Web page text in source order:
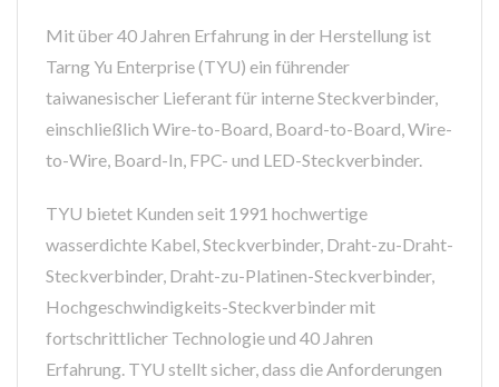
Mit über 40 Jahren Erfahrung in der Herstellung ist
Tarng Yu Enterprise (TYU) ein führender
taiwanesischer Lieferant für interne Steckverbinder,
einschließlich Wire-to-Board, Board-to-Board, Wire-
to-Wire, Board-In, FPC- und LED-Steckverbinder.
TYU bietet Kunden seit 1991 hochwertige
wasserdichte Kabel, Steckverbinder, Draht-zu-Draht-
Steckverbinder, Draht-zu-Platinen-Steckverbinder,
Hochgeschwindigkeits-Steckverbinder mit
fortschrittlicher Technologie und 40 Jahren
Erfahrung. TYU stellt sicher, dass die Anforderungen